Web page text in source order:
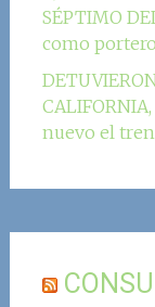
SÉPTIMO
como
nuevo el